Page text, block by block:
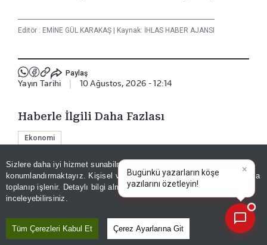
Sizlere daha iyi hizmet sunabilmek adına sitemizde
konumlandırmaktayız. Kişisel verileriniz, KVKK ve GDPR kapsamında
toplanıp işlenir. Detaylı bilgi almak içinAydınlatma Metnimizi
inceleyebilirsiniz.
Tüm Çerezleri Kabul Et Çerez Ayarlarına Git
Editör : EMİNE GÜL KARAKAŞ Kaynak: İHLAS HABER AJANSI
Paylaş
Yayın Tarihi 10 Ağustos, 2026 - 12:14
Haberle İlgili Daha Fazlası
Ekonomi
Bizi Takip Edin
|